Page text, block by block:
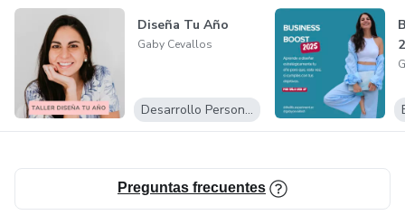
negocios con alma.
Diseña Tu Año
Gaby Cevallos
Desarrollo Personal
Preguntas frecuentes